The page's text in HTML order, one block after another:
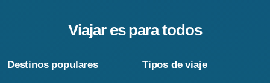
Viajar es para todos
Destinos populares Tipos de viaje